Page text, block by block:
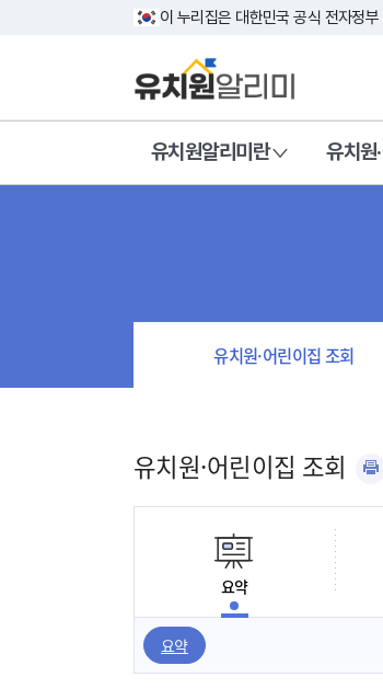
이 누리집은 대한민국 공식 전자정
유치원알리미란 유치원
유치원·어린이집 조회
유치원·어린이집 조회
요약
요약